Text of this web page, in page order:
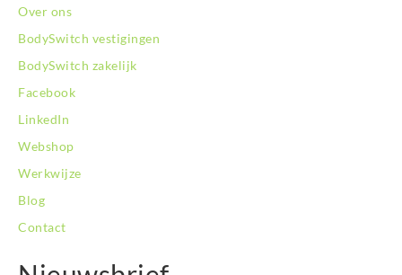
BodySwitch Zwolle
Over ons
BodySwitch vestigingen
BodySwitch zakelijk
Facebook
LinkedIn
Webshop
Werkwijze
Blog
Contact